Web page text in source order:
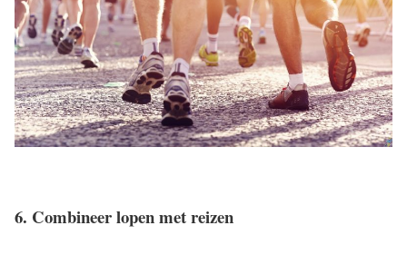
6. Combineer lopen met reizen